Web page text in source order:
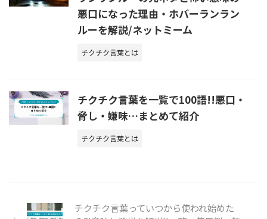
悪口になった理由・ホバーランラン
ルーを解説/ネットミーム
チクチク言葉とは
チクチク言葉を一覧で100語!!悪口・
脅し・嫌味…まとめて紹介
チクチク言葉とは
チクチク言葉っていつから使われ始めた